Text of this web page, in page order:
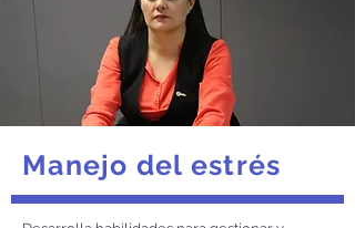
Manejo del estrés